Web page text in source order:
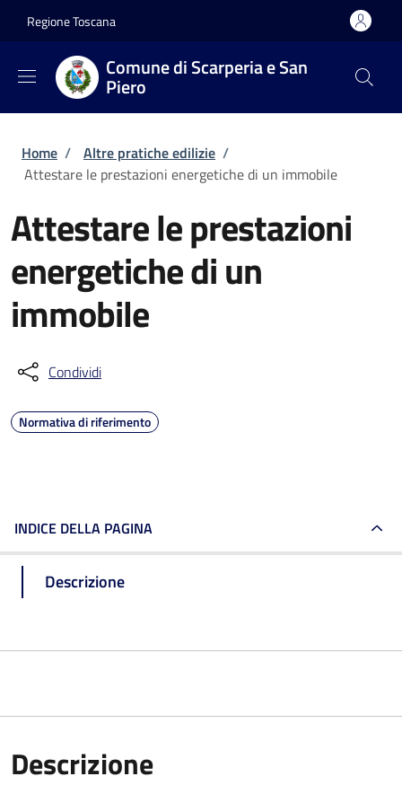
Regione Toscana
Comune di Scarperia e San
Piero
Briciole di pane
Home / Altre pratiche edilizie /
Attestare le prestazioni energetiche di un immobile
Attestare le prestazioni
energetiche di un
immobile
Condividi
Normativa di riferimento
INDICE DELLA PAGINA
Descrizione
Descrizione